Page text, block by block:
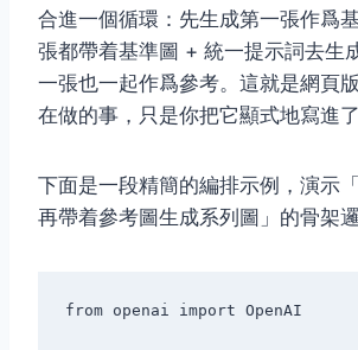
合進一個循環：先生成第一張作爲
張都帶着基準圖 + 統一提示詞去生
一張也一起作爲參考。這就是網頁
在做的事，只是你把它顯式地寫進了
下面是一段精簡的編排示例，演示
再帶着參考圖生成系列圖」的骨架邏
from openai import OpenAI